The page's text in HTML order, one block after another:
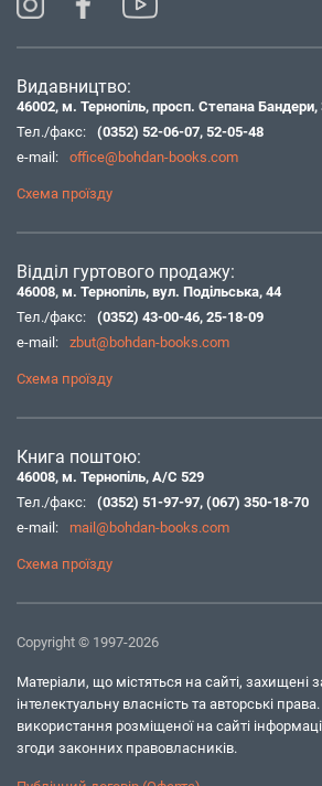
Видавництво:
46002, м. Тернопіль, просп. Степана Бандери,
Тел./факс:
(0352) 52-06-07, 52-05-48
e-mail:
office@bohdan-books.com
Схема проїзду
Відділ гуртового продажу:
46008, м. Тернопіль, вул. Подільська, 44
Тел./факс:
(0352) 43-00-46, 25-18-09
e-mail:
zbut@bohdan-books.com
Схема проїзду
Книга поштою:
46008, м. Тернопіль, А/С 529
Тел./факс:
(0352) 51-97-97, (067) 350-18-70
e-mail:
mail@bohdan-books.com
Схема проїзду
Copyright © 1997-2026
Матеріали, що містяться на сайті, захищені
інтелектуальну власність та авторські
використання розміщеної на сайті
згоди законних правовласників.